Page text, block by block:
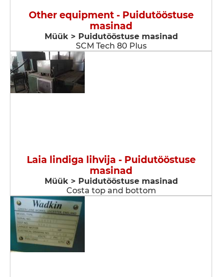
Other equipment - Puidutööstuse
masinad
Müük > Puidutööstuse masinad
SCM Tech 80 Plus
Laia lindiga lihvija - Puidutööstuse
masinad
Müük > Puidutööstuse masinad
Costa top and bottom